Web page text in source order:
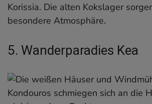
Korissia. Die alten Kokslager
besondere Atmosphäre.
5. Wanderparadies Kea